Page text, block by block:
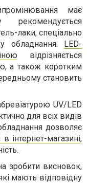
має
лаки, спеціально
обладнання. LED-
відрізняється
а також коротким
становить
UV/LED
для всіх видів
дозволяє
інтернет-магазині,
зробити висновок,
мають відповідну